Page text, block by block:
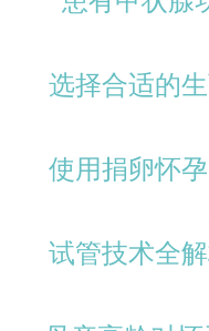
选择合适的
使用捐卵怀
试管技术全